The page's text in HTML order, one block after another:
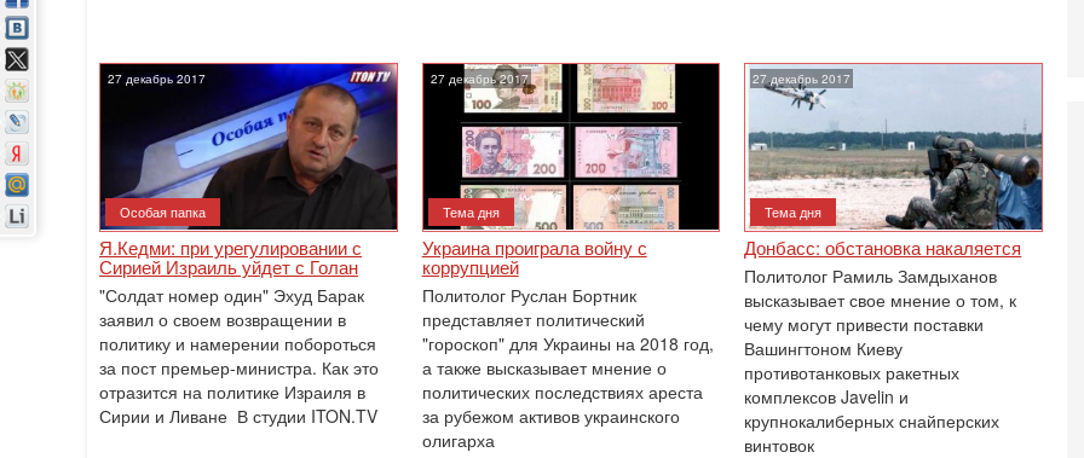
27 декабрь 2017
Особая папка
Я.Кедми: при урегулировании с
Сирией Израиль уйдет с Голан
"Солдат номер один" Эхуд Барак
заявил о своем возвращении в
политику и намерении побороться
за пост премьер-министра. Как это
отразится на политике Израиля в
Сирии и Ливане В студии ITON.TV
27 декабрь 2017
Тема дня
Украина проиграла войну с
коррупцией
Политолог Руслан Бортник
представляет политический
"гороскоп" для Украины на 2018 год,
а также высказывает мнение о
политических последствиях ареста
за рубежом активов украинского
олигарха
27 декабрь 2017
Тема дня
Донбасс: обстановка накаляется
Политолог Рамиль Замдыханов
высказывает свое мнение о том, к
чему могут привести поставки
Вашингтоном Киеву
противотанковых ракетных
комплексов Javelin и
крупнокалиберных снайперских
винтовок